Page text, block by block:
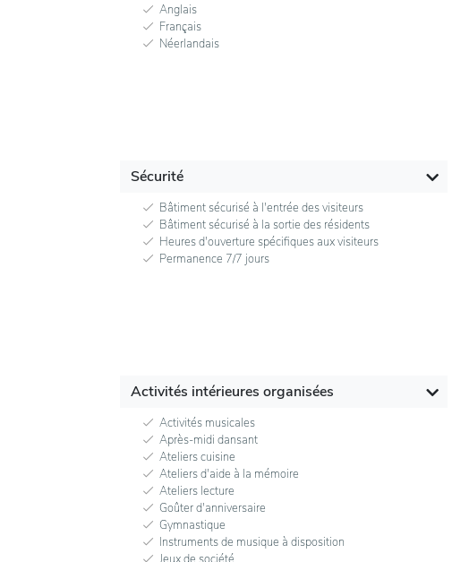
Anglais
Français
Néerlandais
Sécurité
Bâtiment sécurisé à l'entrée des visiteurs
Bâtiment sécurisé à la sortie des résidents
Heures d'ouverture spécifiques aux visiteurs
Permanence 7/7 jours
Activités intérieures organisées
Activités musicales
Après-midi dansant
Ateliers cuisine
Ateliers d'aide à la mémoire
Ateliers lecture
Goûter d'anniversaire
Gymnastique
Instruments de musique à disposition